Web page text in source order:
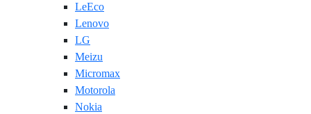
LeEco
Lenovo
LG
Meizu
Micromax
Motorola
Nokia